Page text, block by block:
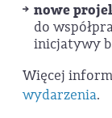
nowe
do
inicjatywy
Więcej
wydarzenia.